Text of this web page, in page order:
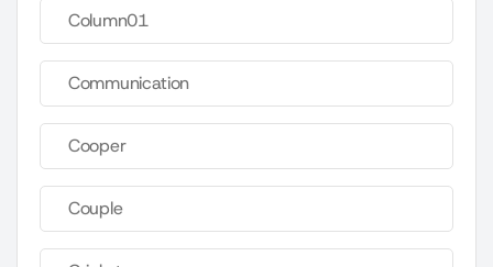
Column01
Communication
Cooper
Couple